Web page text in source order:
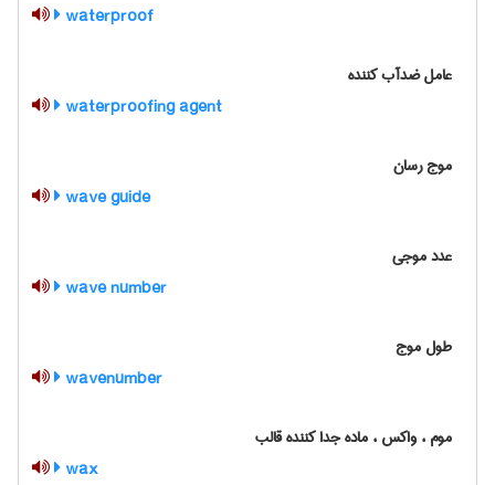
waterproof
عامل ضدآب کننده
waterproofing agent
موج رسان
wave guide
عدد موجی
wave number
طول موج
wavenumber
موم ، واکس ، ماده جدا کننده قالب
wax